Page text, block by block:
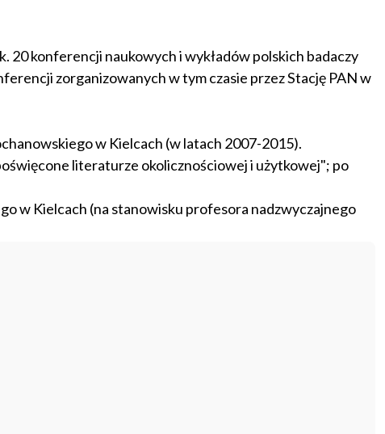
20 konferencji naukowych i wykładów polskich badaczy
zorganizowanych w tym czasie przez Stację PAN w
w Kielcach (w latach 2007-2015).
literaturze okolicznościowej i użytkowej"; po
w Kielcach (na stanowisku profesora nadzwyczajnego